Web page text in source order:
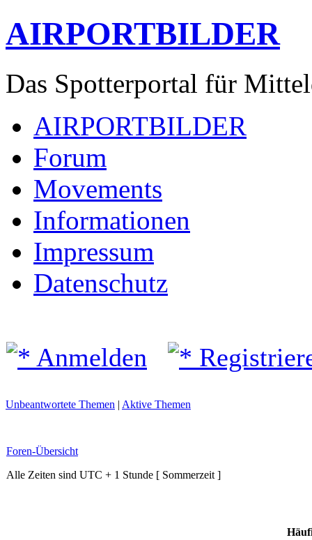
AIRPORTBILDER
Das Spotterportal für
AIRPORTBILDER
Forum
Movements
Informationen
Impressum
Datenschutz
Anmelden
Unbeantwortete Themen | Aktive Themen
Foren-Übersicht
Alle Zeiten sind UTC + 1 Stunde [ Sommerzeit ]